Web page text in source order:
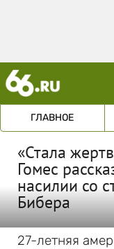
ГЛАВНОЕ
«Стала
Гомес
насилии со
Бибера
27-летняя